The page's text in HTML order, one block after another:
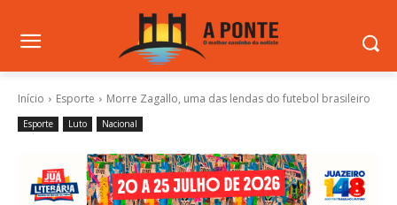
Início Esporte Morre Zagallo, uma das lendas do futebol brasileiro
Esporte Luto Nacional